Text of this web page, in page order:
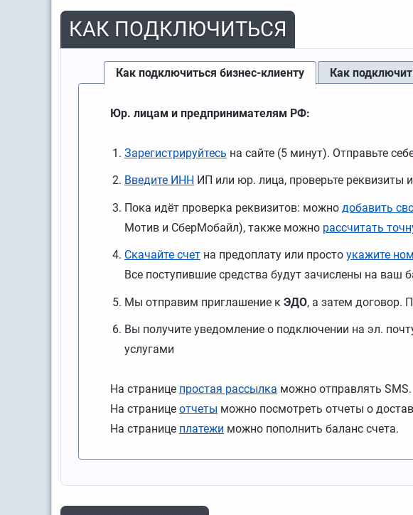
КАК ПОДКЛЮЧИТЬСЯ
Как подключиться бизнес-клиенту
Юр. лицам и предпринимателям РФ:
Зарегистрируйтесь на сайте (5 минут). Отправьте
Введите ИНН ИП или юр. лица, проверьте реквизиты
Пока идёт проверка реквизитов: можно добавить
Мотив и СберМобайл), также можно рассчитать
Скачайте счет на предоплату или просто укажите
Все поступившие средства будут зачислены на ваш
Мы отправим приглашение к ЭДО, а затем договор.
Вы получите уведомление о подключении на эл.
услугами
На странице простая рассылка можно отправлять SMS.
На странице отчеты можно посмотреть отчеты о
На странице платежи можно пополнить баланс счета.
Как